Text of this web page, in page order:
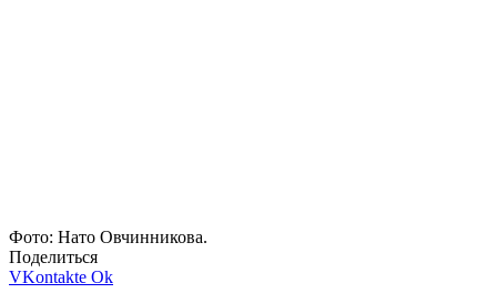
Фото: Нато Овчинникова.
Поделиться
VKontakte Ok